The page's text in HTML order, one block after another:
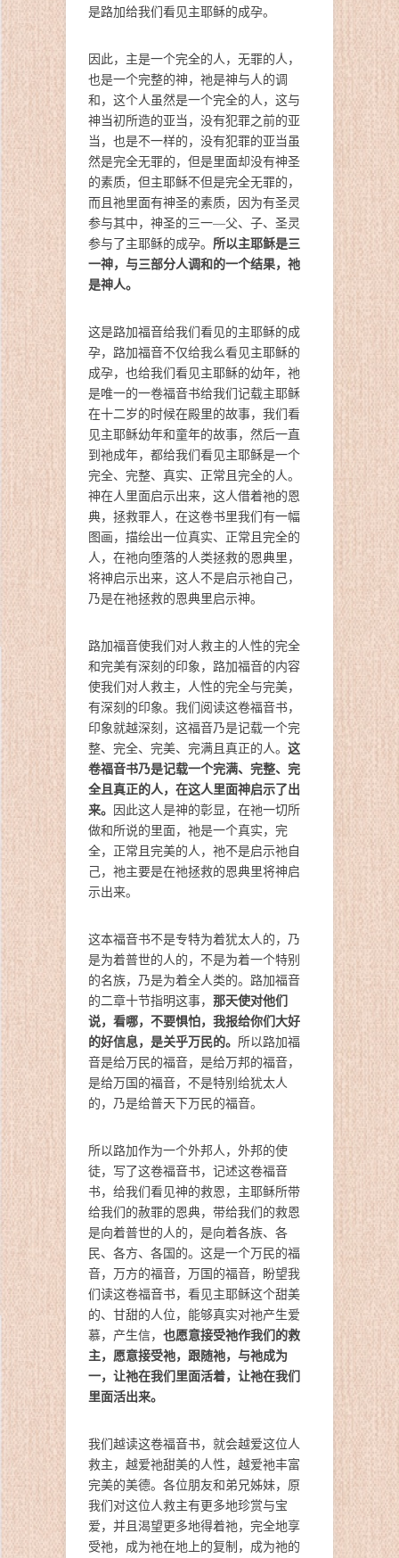
是路加给我们看见主耶稣的成孕。
因此，主是一个完全的人，无罪的人，
也是一个完整的神，祂是神与人的调
和，这个人虽然是一个完全的人，这与
神当初所造的亚当，没有犯罪之前的亚
当，也是不一样的，没有犯罪的亚当虽
然是完全无罪的，但是里面却没有神圣
的素质，但主耶稣不但是完全无罪的，
而且祂里面有神圣的素质，因为有圣灵
参与其中，神圣的三一—父、子、圣灵
参与了主耶稣的成孕。 所以主耶稣是三
一神，与三部分人调和的一个结果，祂
是神人。
这是路加福音给我们看见的主耶稣的成
孕，路加福音不仅给我么看见主耶稣的
成孕，也给我们看见主耶稣的幼年，祂
是唯一的一卷福音书给我们记载主耶稣
在十二岁的时候在殿里的故事，我们看
见主耶稣幼年和童年的故事，然后一直
到祂成年，都给我们看见主耶稣是一个
完全、完整、真实、正常且完全的人。
神在人里面启示出来，这人借着祂的恩
典，拯救罪人，在这卷书里我们有一幅
图画，描绘出一位真实、正常且完全的
人，在祂向堕落的人类拯救的恩典里，
将神启示出来，这人不是启示祂自己，
乃是在祂拯救的恩典里启示神。
路加福音使我们对人救主的人性的完全
和完美有深刻的印象，路加福音的内容
使我们对人救主，人性的完全与完美，
有深刻的印象。我们阅读这卷福音书，
印象就越深刻，这福音乃是记载一个完
整、完全、完美、完满且真正的人。 这
卷福音书乃是记载一个完满、完整、完
全且真正的人，在这人里面神启示了出
来。 因此这人是神的彰显，在祂一切所
做和所说的里面，祂是一个真实，完
全，正常且完美的人，祂不是启示祂自
己，祂主要是在祂拯救的恩典里将神启
示出来。
这本福音书不是专特为着犹太人的，乃
是为着普世的人的，不是为着一个特别
的名族，乃是为着全人类的。路加福音
的二章十节指明这事， 那天使对他们
说，看哪，不要惧怕，我报给你们大好
的好信息，是关乎万民的。 所以路加福
音是给万民的福音，是给万邦的福音，
是给万国的福音，不是特别给犹太人
的，乃是给普天下万民的福音。
所以路加作为一个外邦人，外邦的使
徒，写了这卷福音书，记述这卷福音
书，给我们看见神的救恩，主耶稣所带
给我们的赦罪的恩典，带给我们的救恩
是向着普世的人的，是向着各族、各
民、各方、各国的。这是一个万民的福
音，万方的福音，万国的福音，盼望我
们读这卷福音书，看见主耶稣这个甜美
的、甘甜的人位，能够真实对祂产生爱
慕，产生信， 也愿意接受祂作我们的救
主，愿意接受祂，跟随祂，与祂成为
一，让祂在我们里面活着，让祂在我们
里面活出来。
我们越读这卷福音书，就会越爱这位人
救主，越爱祂甜美的人性，越爱祂丰富
完美的美德。各位朋友和弟兄姊妹，原
我们对这位人救主有更多地珍赏与宝
爱，并且渴望更多地得着祂，完全地享
受祂，成为祂在地上的复制，成为祂的